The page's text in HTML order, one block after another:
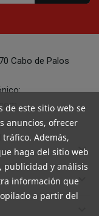
Cabo de Palos
keyboard_arrow_down
keyboard_arrow_down
de este sitio web se
anuncios, ofrecer
Además,
haga del sitio web
publicidad y análisis
información que
a partir del